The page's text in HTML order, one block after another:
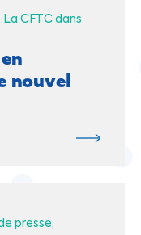
La CFTC dans
nouvel
presse